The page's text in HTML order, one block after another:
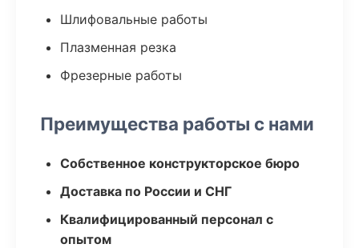
Шлифовальные работы
Плазменная резка
Фрезерные работы
Преимущества работы с нами
Собственное конструкторское бюро
Доставка по России и СНГ
Квалифицированный персонал с
опытом